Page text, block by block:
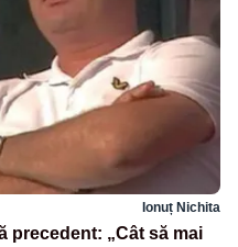
Ionuț Nichita
precedent: „Cât să mai